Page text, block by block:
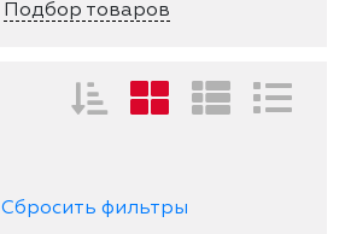
Подбор товаров
Сбросить фильтры